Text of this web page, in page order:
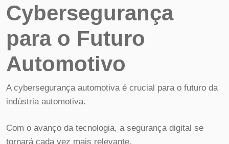
Cybersegurança
para o Futuro
Automotivo
A cybersegurança automotiva é crucial para o futuro da
indústria automotiva.
Com o avanço da tecnologia, a segurança digital se
tornará cada vez mais relevante.